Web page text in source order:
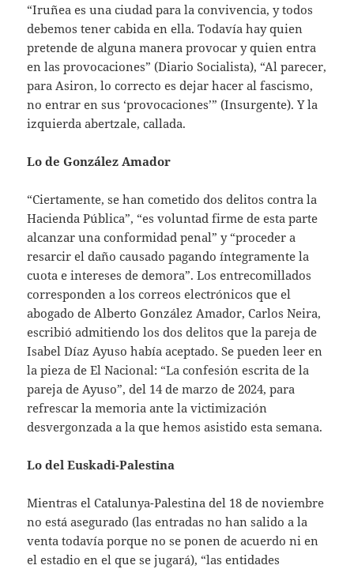
“Iruñea es una ciudad para la convivencia, y todos
debemos tener cabida en ella. Todavía hay quien
pretende de alguna manera provocar y quien entra
en las provocaciones” (Diario Socialista), “Al parecer,
para Asiron, lo correcto es dejar hacer al fascismo,
no entrar en sus ‘provocaciones’” (Insurgente). Y la
izquierda abertzale, callada.
Lo de González Amador
“Ciertamente, se han cometido dos delitos contra la
Hacienda Pública”, “es voluntad firme de esta parte
alcanzar una conformidad penal” y “proceder a
resarcir el daño causado pagando íntegramente la
cuota e intereses de demora”. Los entrecomillados
corresponden a los correos electrónicos que el
abogado de Alberto González Amador, Carlos Neira,
escribió admitiendo los dos delitos que la pareja de
Isabel Díaz Ayuso había aceptado. Se pueden leer en
la pieza de El Nacional: “La confesión escrita de la
pareja de Ayuso”, del 14 de marzo de 2024, para
refrescar la memoria ante la victimización
desvergonzada a la que hemos asistido esta semana.
Lo del Euskadi-Palestina
Mientras el Catalunya-Palestina del 18 de noviembre
no está asegurado (las entradas no han salido a la
venta todavía porque no se ponen de acuerdo ni en
el estadio en el que se jugará), “las entidades